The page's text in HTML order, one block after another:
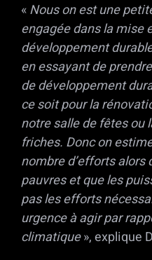
«Nous on est une
engagée dans la mise
développement
en essayant de
de développement
ce soit pour la
notre salle de fêtes ou
friches. Donc on
nombre d’efforts alors
pauvres et que les
pas les efforts
urgence à agir par
climatique», explique